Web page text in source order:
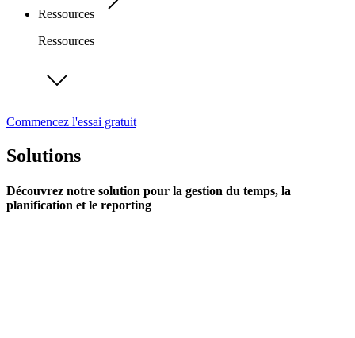
Ressources
Ressources
Commencez l'essai gratuit
Solutions
Découvrez notre solution pour la gestion du temps, la
planification et le reporting